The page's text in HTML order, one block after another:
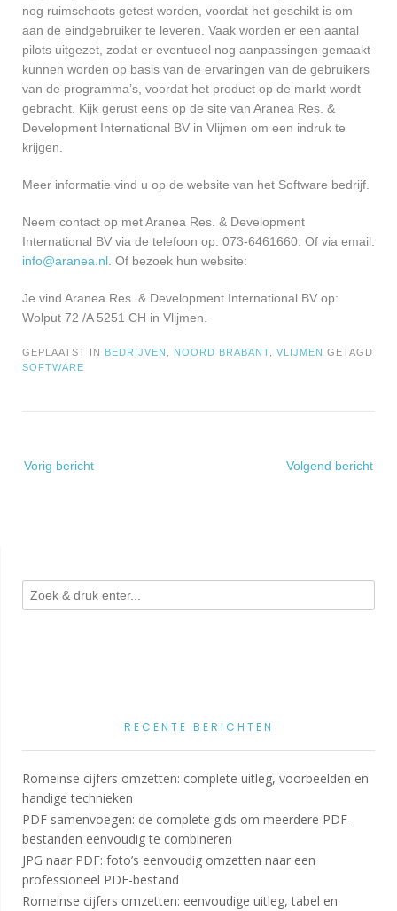
nog ruimschoots getest worden, voordat het geschikt is om
aan de eindgebruiker te leveren. Vaak worden er een aantal
pilots uitgezet, zodat er eventueel nog aanpassingen gemaakt
kunnen worden op basis van de ervaringen van de gebruikers
van de programma’s, voordat het product op de markt wordt
gebracht. Kijk gerust eens op de site van Aranea Res. &
Development International BV in Vlijmen om een indruk te
krijgen.
Meer informatie vind u op de website van het Software bedrijf.
Neem contact op met Aranea Res. & Development
International BV via de telefoon op: 073-6461660. Of via email:
info@aranea.nl . Of bezoek hun website:
Je vind Aranea Res. & Development International BV op:
Wolput 72 /A 5251 CH in Vlijmen.
GEPLAATST IN BEDRIJVEN NOORD BRABANT VLIJMEN GETAGD
SOFTWARE
navigatie
Vorig bericht Volgend bericht
RECENTE BERICHTEN
Romeinse cijfers omzetten: complete uitleg, voorbeelden en
handige technieken
PDF samenvoegen: de complete gids om meerdere PDF-
bestanden eenvoudig te combineren
JPG naar PDF: foto’s eenvoudig omzetten naar een
professioneel PDF-bestand
Romeinse cijfers omzetten: eenvoudige uitleg, tabel en